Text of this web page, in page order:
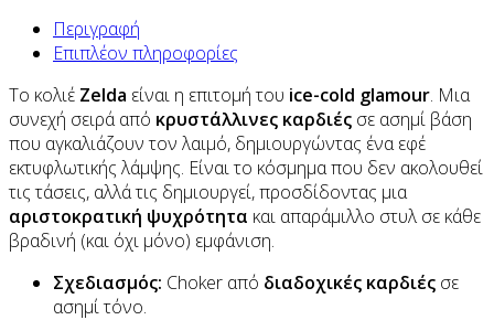
Περιγραφή
Επιπλέον πληροφορίες
Το κολιέ Zelda είναι η επιτομή του ice-cold glamour. Μια
συνεχή σειρά από κρυστάλλινες καρδιές σε ασημί βάση
που αγκαλιάζουν τον λαιμό, δημιουργώντας ένα εφέ
εκτυφλωτικής λάμψης. Είναι το κόσμημα που δεν ακολουθεί
τις τάσεις, αλλά τις δημιουργεί, προσδίδοντας μια
αριστοκρατική ψυχρότητα και απαράμιλλο στυλ σε κάθε
βραδινή (και όχι μόνο) εμφάνιση.
Σχεδιασμός: Choker από διαδοχικές καρδιές σε
ασημί τόνο.